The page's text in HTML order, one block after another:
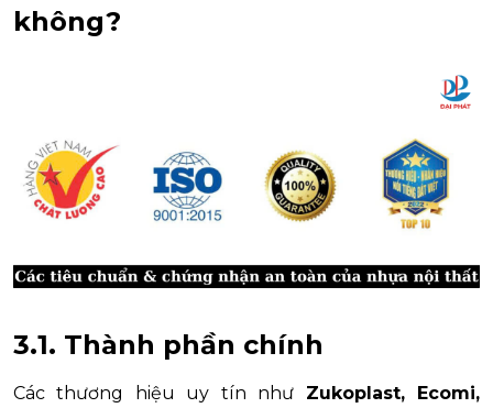
không?
3.1. Thành phần chính
Các thương hiệu uy tín như Zukoplast, Ecomi,